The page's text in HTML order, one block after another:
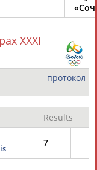
Герман
АБДУЛАЕВ
Загалав
АБДУЛБЕКОВ
XXXI
протокол
Results
7